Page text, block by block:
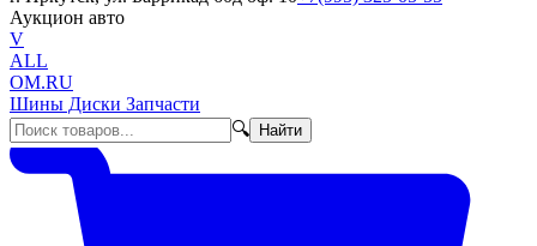
Аукцион авто
V
ALL
OM.RU
Шины Диски Запчасти
🔍
Найти